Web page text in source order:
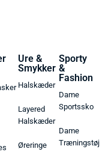
Ure &
Smykker
Halskæder
Layered
Halskæder
Øreringe
Sporty
&
Fashion
Dame
Sportssko
Dame
Træningstøj